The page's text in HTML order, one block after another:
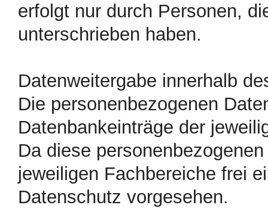
erfolgt nur durch Personen,
unterschrieben haben.
Datenweitergabe innerhalb
Die personenbezogenen
Datenbankeinträge der
Da diese
jeweiligen Fachbereiche frei
Datenschutz vorgesehen.